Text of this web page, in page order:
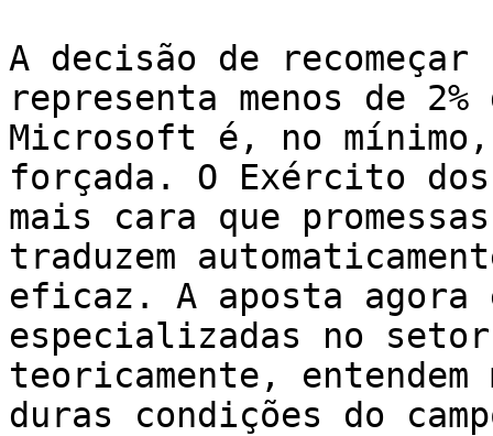
A decisão de recomeçar
representa menos de
Microsoft é, no mínimo,
forçada. O Exército dos
mais cara que
traduzem
eficaz. A aposta agora
especializadas no
teoricamente,
duras condições do